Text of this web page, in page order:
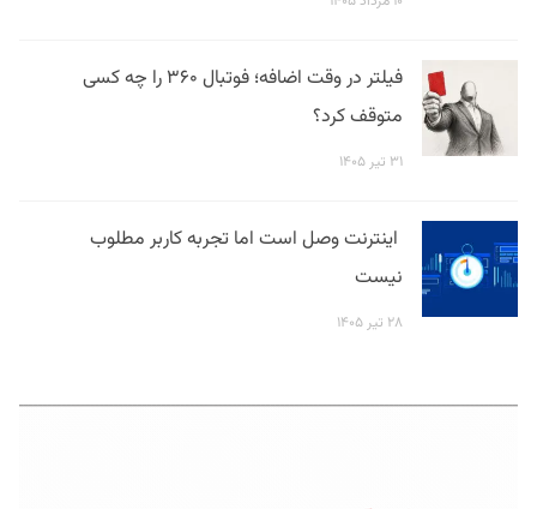
فیلتر در وقت اضافه؛ فوتبال ۳۶۰ را چه کسی
متوقف کرد؟
۳۱ تیر ۱۴۰۵
اینترنت وصل است اما تجربه کاربر مطلوب
نیست
۲۸ تیر ۱۴۰۵